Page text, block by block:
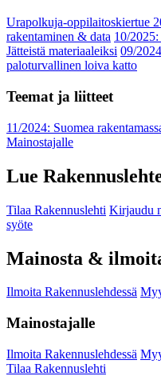
Urapolkuja-oppilaitoskiertue
rakentaminen & data 10/
Jätteistä materiaaleiksi 09/
paloturvallinen loiva katto
Teemat ja liitteet
11/2024: Suomea
Mainostajalle
Lue
Tilaa Rakennuslehti Kirjaudu
syöte
Mainosta &
Ilmoita Rakennuslehdessä
Mainostajalle
Ilmoita Rakennuslehdessä
Tilaa Rakennuslehti